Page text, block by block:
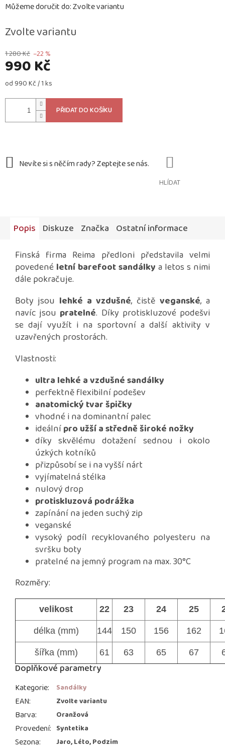
1 280 Kč –22 %
990 Kč
Měrná
od 990 Kč / 1 ks
Zvolte variantu
Můžeme doručit do:Zvolte variantu
PŘIDAT DO KOŠÍKU
HLÍDAT
Popis Diskuze Značka Ostatní informace
Finská firma Reima předloni představila velmi
povedené letní barefoot sandálky a letos s nimi
dále pokračuje.
Boty jsou lehké a vzdušné, čistě veganské, a
navíc jsou pratelné. Díky protiskluzové podešvi
se dají využít i na sportovní a další aktivity v
uzavřených prostorách.
Vlastnosti:
ultra lehké a vzdušné sandálky
perfektně flexibilní podešev
anatomický tvar špičky
vhodné i na dominantní palec
ideálnípro užší a středně široké nožky
díky skvělému dotažení sednou i okolo
úzkých kotníků
přizpůsobí se i na vyšší nárt
vyjímatelná stélka
nulový drop
protiskluzová podrážka
zapínání na jeden suchý zip
veganské
vysoký podíl recyklovaného polyesteru na
svršku boty
pratelné na jemný program na max. 30°C
Rozměry:
velikost 22 23 24 25
délka (mm) 144 150 156 162
šířka (mm) 61 63 65 67
Doplňkové parametry
Kategorie: Sandálky
EAN: Zvolte variantu
Barva: Oranžová
Provedení: Syntetika
Sezona: Jaro, Léto, Podzim